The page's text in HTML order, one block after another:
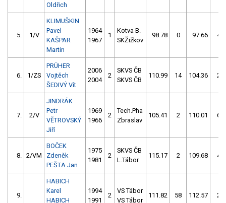
Oldřich
5. 1/V
KLIMUŠKIN
Pavel
KAŠPAR
Martin
1964
1967
1
Kotva B.
SKŽižkov
98.78 0 97.66 4
6. 1/ZS
PRÜHER
Vojtěch
ŠEDIVÝ Vít
2006
2004
2
SKVS ČB
SKVS ČB
110.99 14 104.36 2
7. 2/V
JINDRÁK
Petr
VĚTROVSKÝ
Jiří
1969
1966
2
Tech.Pha
Zbraslav
105.41 2 110.01 6
8. 2/VM
BOČEK
Zdeněk
PEŠTA Jan
1975
1981
2
SKVS ČB
L.Tábor
115.17 2 109.68 4
9.
HABICH
Karel
HABICH
1994
1991
2
VS Tábor
VS Tábor
111.82 58 112.57 2